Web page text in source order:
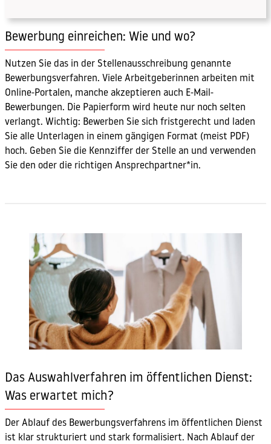
Bewerbung einreichen: Wie und wo?
Nutzen Sie das in der Stellenausschreibung genannte
Bewerbungsverfahren. Viele Arbeitgeberinnen arbeiten mit
Online-Portalen, manche akzeptieren auch E-Mail-
Bewerbungen. Die Papierform wird heute nur noch selten
verlangt. Wichtig: Bewerben Sie sich fristgerecht und laden
Sie alle Unterlagen in einem gängigen Format (meist PDF)
hoch. Geben Sie die Kennziffer der Stelle an und verwenden
Sie den oder die richtigen Ansprechpartner*in.
Das Auswahlverfahren im öffentlichen Dienst:
Was erwartet mich?
Der Ablauf des Bewerbungsverfahrens im öffentlichen Dienst
ist klar strukturiert und stark formalisiert. Nach Ablauf der